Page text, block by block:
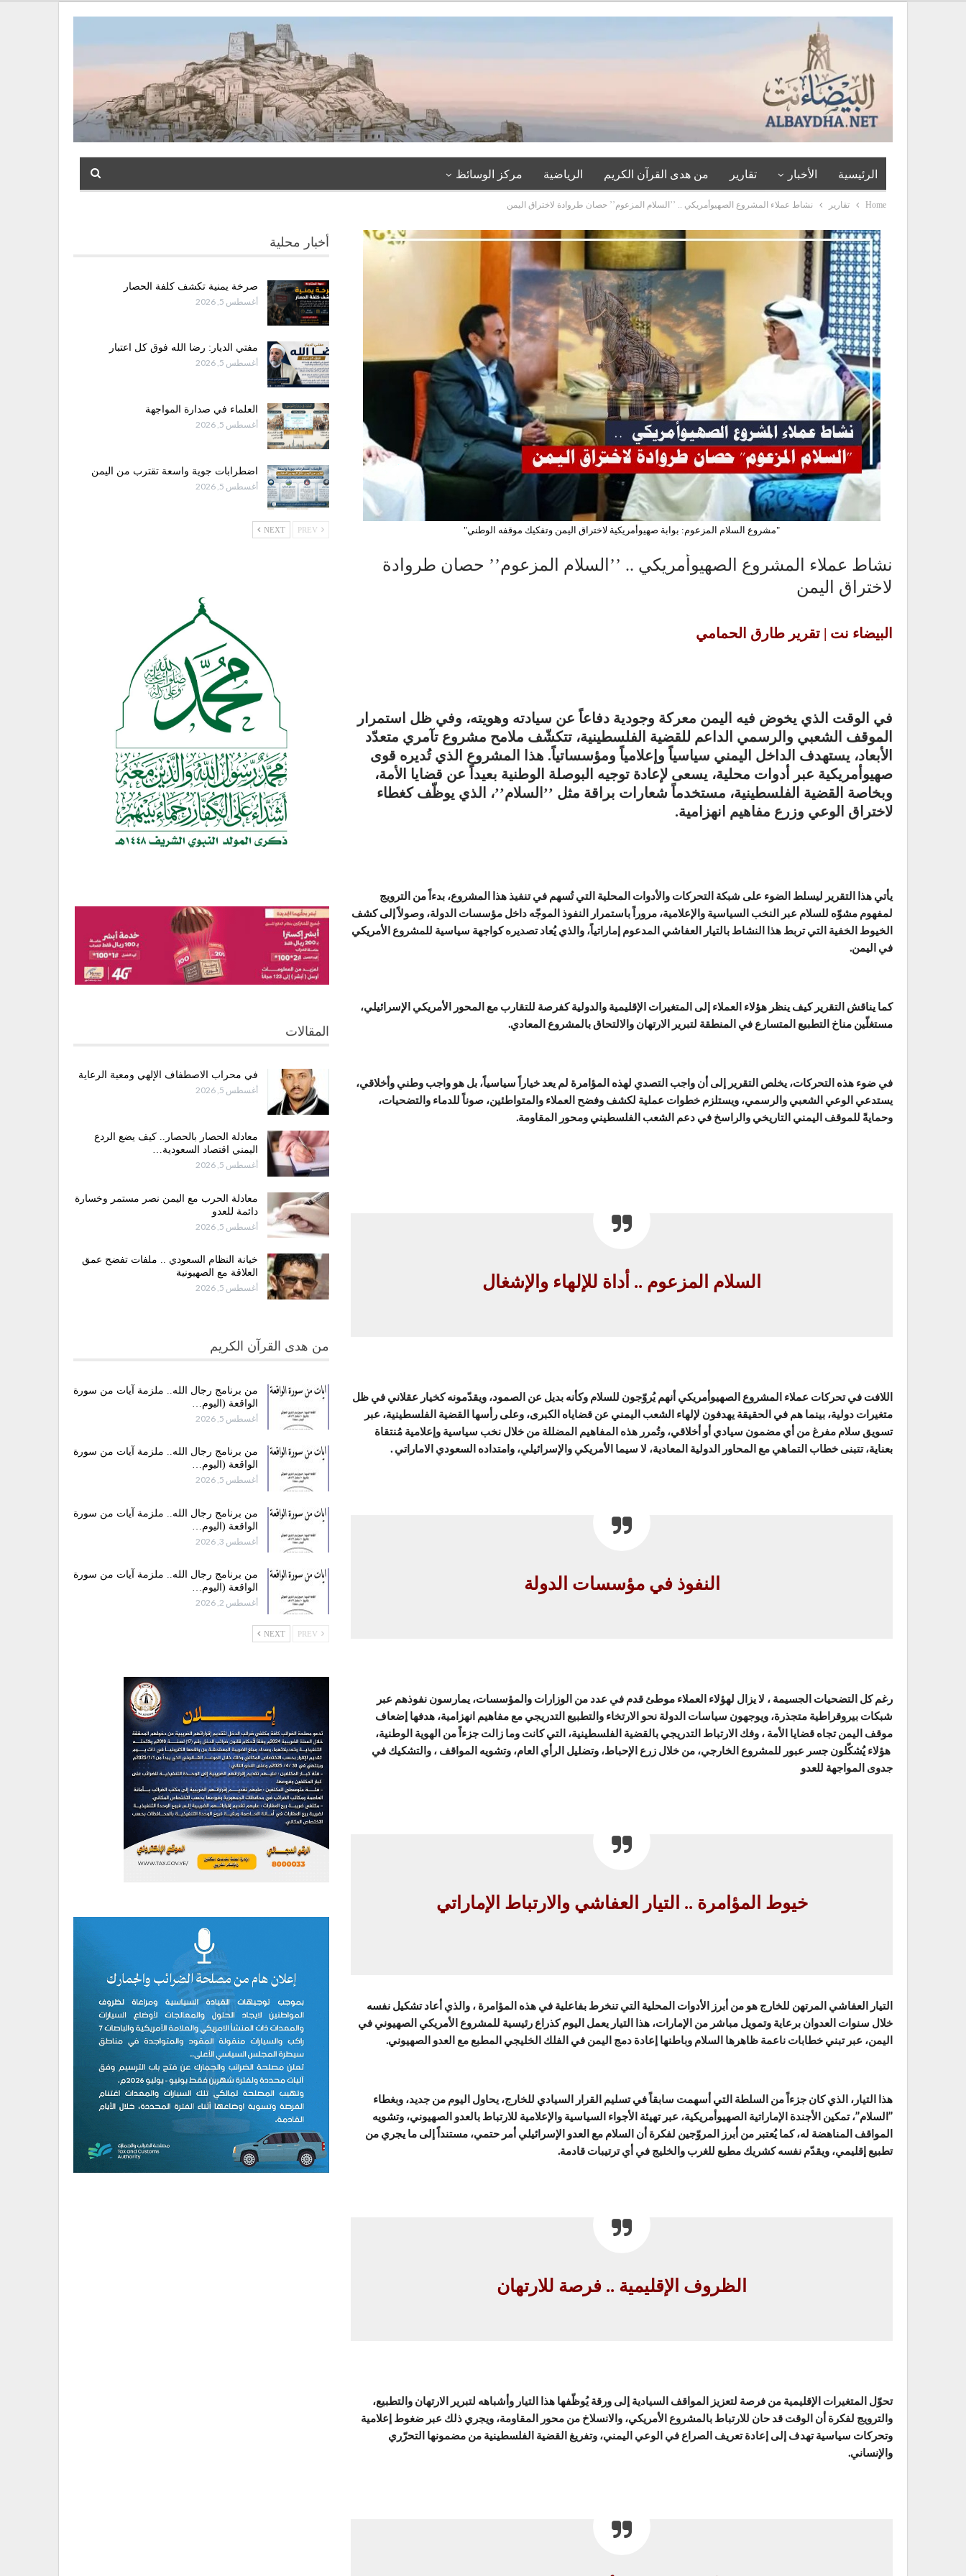
الرئيسية الأخبار تقارير من هدى القرآن الكريم الرياضية مركز الوسائظ
Home تقارير نشاط عملاء المشروع الصهيوأمريكي .. ’’السلام المزعوم’’ حصان طروادة لاختراق اليمن
"مشروع السلام المزعوم: بوابة صهيوأمريكية لاختراق اليمن وتفكيك موقفه الوطني"
نشاط عملاء المشروع الصهيوأمريكي .. ’’السلام المزعوم’’ حصان طروادة
لاختراق اليمن
البيضاء نت | تقرير طارق الحمامي
في الوقت الذي يخوض فيه اليمن معركة وجودية دفاعاً عن سيادته وهويته، وفي ظل استمرار
الموقف الشعبي والرسمي الداعم للقضية الفلسطينية، تتكشّف ملامح مشروع تآمري متعدّد
الأبعاد، يستهدف الداخل اليمني سياسياً وإعلامياً ومؤسساتياً. هذا المشروع الذي تُديره قوى
صهيوأمريكية عبر أدوات محلية، يسعى لإعادة توجيه البوصلة الوطنية بعيداً عن قضايا الأمة،
وبخاصة القضية الفلسطينية، مستخدماً شعارات براقة مثل ’’السلام’’، الذي يوظّف كغطاء
لاختراق الوعي وزرع مفاهيم انهزامية.
يأتي هذا التقرير ليسلط الضوء على شبكة التحركات والأدوات المحلية التي تُسهم في تنفيذ هذا المشروع، بدءاً من الترويج
لمفهوم مشوّه للسلام عبر النخب السياسية والإعلامية، مروراً باستمرار النفوذ الموجّه داخل مؤسسات الدولة، وصولاً إلى كشف
الخيوط الخفية التي تربط هذا النشاط بالتيار العفاشي المدعوم إماراتياً، والذي يُعاد تصديره كواجهة سياسية للمشروع الأمريكي
في اليمن.
كما يناقش التقرير كيف ينظر هؤلاء العملاء إلى المتغيرات الإقليمية والدولية كفرصة للتقارب مع المحور الأمريكي الإسرائيلي،
مستغلّين مناخ التطبيع المتسارع في المنطقة لتبرير الارتهان والالتحاق بالمشروع المعادي.
في ضوء هذه التحركات، يخلص التقرير إلى أن واجب التصدي لهذه المؤامرة لم يعد خياراً سياسياً، بل هو واجب وطني وأخلاقي،
يستدعي الوعي الشعبي والرسمي، ويستلزم خطوات عملية لكشف وفضح العملاء والمتواطئين، صوناً للدماء والتضحيات،
وحمايةً للموقف اليمني التاريخي والراسخ في دعم الشعب الفلسطيني ومحور المقاومة.
السلام المزعوم .. أداة للإلهاء والإشغال
اللافت في تحركات عملاء المشروع الصهيوأمريكي أنهم يُروّجون للسلام وكأنه بديل عن الصمود، ويقدّمونه كخيار عقلاني في ظل
متغيرات دولية، بينما هم في الحقيقة يهدفون لإلهاء الشعب اليمني عن قضاياه الكبرى، وعلى رأسها القضية الفلسطينية، عبر
تسويق سلام مفرغ من أي مضمون سيادي أو أخلاقي، وتُمرر هذه المفاهيم المضللة من خلال نخب سياسية وإعلامية مُنتقاة
بعناية، تتبنى خطاب التماهي مع المحاور الدولية المعادية، لا سيما الأمريكي والإسرائيلي، وامتداده السعودي الاماراتي .
النفوذ في مؤسسات الدولة
رغم كل التضحيات الجسيمة ، لا يزال لهؤلاء العملاء موطئ قدم في عدد من الوزارات والمؤسسات، يمارسون نفوذهم عبر
شبكات بيروقراطية متجذرة، ويوجهون سياسات الدولة نحو الارتخاء والتطبيع التدريجي مع مفاهيم انهزامية، هدفها إضعاف
موقف اليمن تجاه قضايا الأمة ، وفك الارتباط التدريجي بالقضية الفلسطينية، التي كانت وما زالت جزءاً من الهوية الوطنية،
هؤلاء يُشكّلون جسر عبور للمشروع الخارجي، من خلال زرع الإحباط، وتضليل الرأي العام، وتشويه المواقف ، والتشكيك في
جدوى المواجهة للعدو
خيوط المؤامرة .. التيار العفاشي والارتباط الإماراتي
التيار العفاشي المرتهن للخارج هو من أبرز الأدوات المحلية التي تنخرط بفاعلية في هذه المؤامرة ، والذي أعاد تشكيل نفسه
خلال سنوات العدوان برعاية وتمويل مباشر من الإمارات، هذا التيار يعمل اليوم كذراع رئيسية للمشروع الأمريكي الصهيوني في
اليمن، عبر تبني خطابات ناعمة ظاهرها السلام وباطنها إعادة دمج اليمن في الفلك الخليجي المطبع مع العدو الصهيوني.
هذا التيار، الذي كان جزءاً من السلطة التي أسهمت سابقاً في تسليم القرار السيادي للخارج، يحاول اليوم من جديد، وبغطاء
’’السلام’’، تمكين الأجندة الإماراتية الصهيوأمريكية، عبر تهيئة الأجواء السياسية والإعلامية للارتباط بالعدو الصهيوني، وتشويه
المواقف المناهضة له، كما يُعتبر من أبرز المروّجين لفكرة أن السلام مع العدو الإسرائيلي أمر حتمي، مستنداً إلى ما يجري من
تطبيع إقليمي، ويقدّم نفسه كشريك مطيع للغرب والخليج في أي ترتيبات قادمة.
الظروف الإقليمية .. فرصة للارتهان
تحوّل المتغيرات الإقليمية من فرصة لتعزيز المواقف السيادية إلى ورقة يُوظّفها هذا التيار وأشباهه لتبرير الارتهان والتطبيع،
والترويج لفكرة أن الوقت قد حان للارتباط بالمشروع الأمريكي، والانسلاخ من محور المقاومة، ويجري ذلك عبر ضغوط إعلامية
وتحركات سياسية تهدف إلى إعادة تعريف الصراع في الوعي اليمني، وتفريغ القضية الفلسطينية من مضمونها التحرّري
والإنساني.
أخبار محلية
صرخة يمنية تكشف كلفة الحصار
أغسطس 5, 2026
مفتي الديار: رضا الله فوق كل اعتبار
أغسطس 5, 2026
العلماء في صدارة المواجهة
أغسطس 5, 2026
اضطرابات جوية واسعة تقترب من اليمن
أغسطس 5, 2026
NEXT
المقالات
في محراب الاصطفاف الإلهي ومعية الرعاية
أغسطس 5, 2026
معادلة الحصار بالحصار.. كيف يضع الردع
اليمني اقتصاد السعودية…
أغسطس 5, 2026
معادلة الحرب مع اليمن نصر مستمر وخسارة
دائمة للعدو
أغسطس 5, 2026
خيانة النظام السعودي .. ملفات تفضح عمق
العلاقة مع الصهيونية
أغسطس 5, 2026
من هدى القرآن الكريم
من برنامج رجال الله.. ملزمة آيات من سورة
الواقعة (اليوم…
أغسطس 5, 2026
من برنامج رجال الله.. ملزمة آيات من سورة
الواقعة (اليوم…
أغسطس 5, 2026
من برنامج رجال الله.. ملزمة آيات من سورة
الواقعة (اليوم…
أغسطس 3, 2026
من برنامج رجال الله.. ملزمة آيات من سورة
الواقعة (اليوم…
أغسطس 2, 2026
NEXT